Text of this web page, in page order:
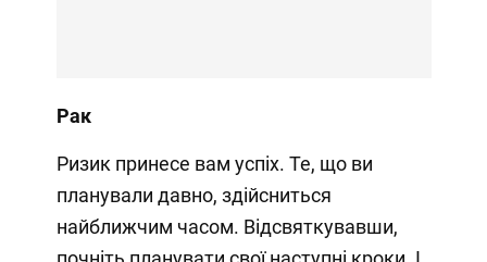
Рак
Ризик принесе вам успіх. Те, що ви
планували давно, здійсниться
найближчим часом. Відсвяткувавши,